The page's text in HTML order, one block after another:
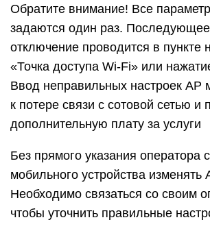
Обратите внимание! Все
задаются один раз.
отключение проводится в пункте
«Точка доступа Wi-Fi» или
Ввод неправильных настроек AP
к потере связи с сотовой сетью и
дополнительную плату за услуги
Без прямого указания оператора
мобильного устройства изменять
Необходимо связаться со своим
чтобы уточнить правильные